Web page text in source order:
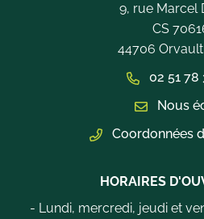
9, rue Marcel
CS
44706
02 51 78
Nous
Coordonnées
HORAIRES
- Lundi, mercredi, jeudi et